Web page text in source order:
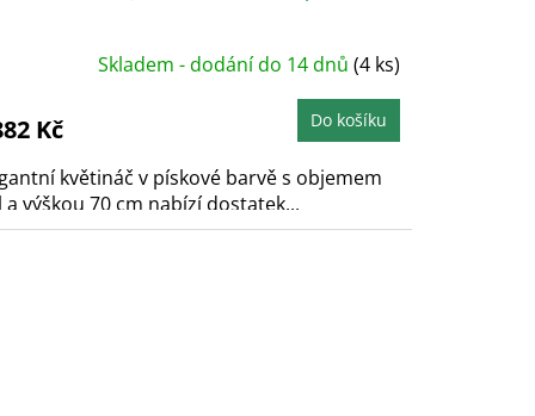
Skladem - dodání do 14 dnů (4 ks)
Kč Do košíku
květináč v pískové barvě s objemem
a výškou 70 cm nabízí dostatek...